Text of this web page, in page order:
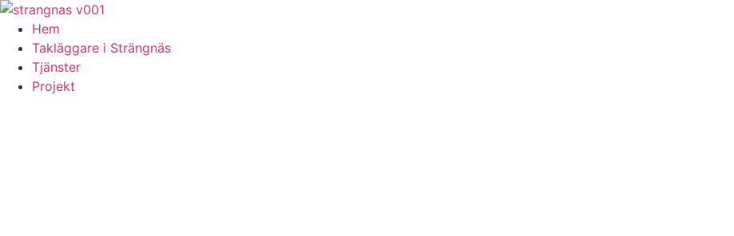
Skip
content
Hem
Takläggare i Strängnäs
Tjänster
Projekt